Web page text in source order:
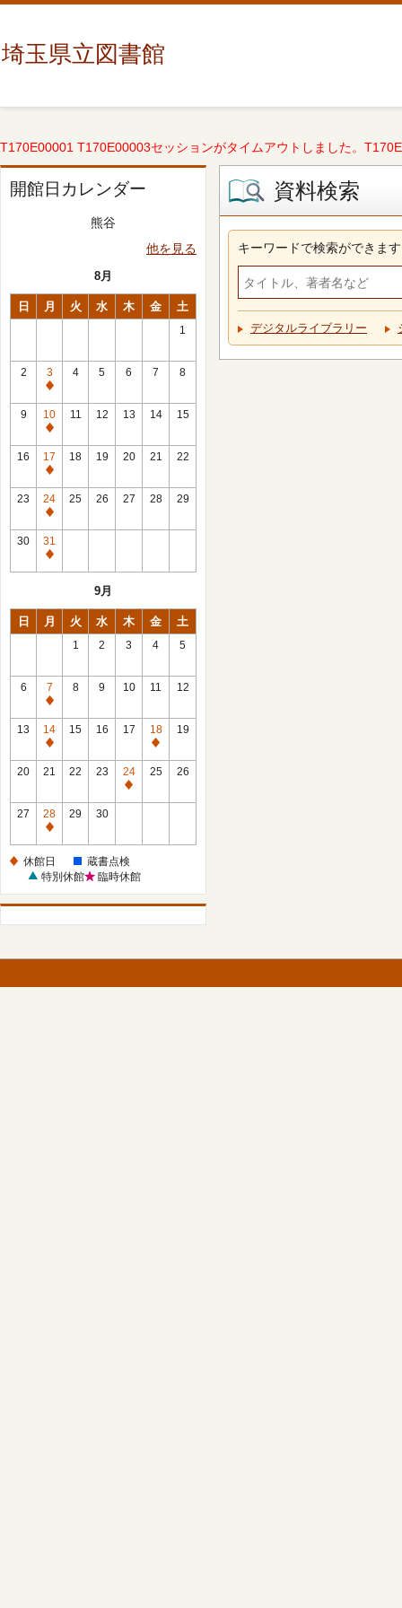
埼玉県立図書館
T170E00001 T170E00003セッションがタイムアウトしました。
開館日カレンダー
熊谷
他を見る
8月
日 月 火 水 木 金 土
1
2
3
休
館
日
4 5 6 7 8
9
10
休
館
日
11 12 13 14 15
16
17
休
館
日
18 19 20 21 22
23
24
休
館
日
25 26 27 28 29
30
31
休
9月
日 月 火 水 木 金 土
1 2 3 4 5
6
7
休
館
日
8 9 10 11 12
13
14
休
館
15 16 17
18
休
館
19
20 21 22 23
24
休
25 26
27
28
休
日
29 30
休館日
蔵書点検
特別休館
臨時休館
資料検索
キーワードで検索ができます
デジタルライブラリー